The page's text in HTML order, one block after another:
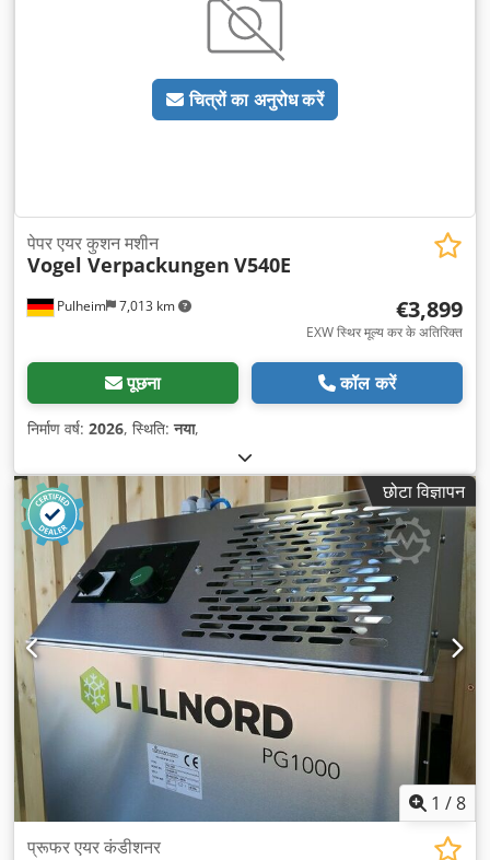
चित्रों का अनुरोध करें
Pulheim 7,013 km
पेपर एयर कुशन मशीन
Vogel Verpackungen V540E
€3,899
EXW स्थिर मूल्य कर के अतिरिक्त
पूछना कॉल करें
निर्माण वर्ष: 2026, स्थिति:नया,
छोटा विज्ञापन
1 /8
प्रूफर एयर कंडीशनर